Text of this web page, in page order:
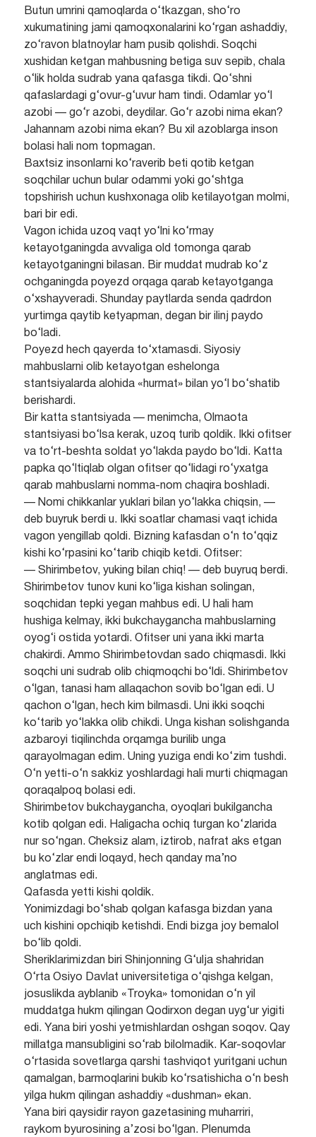
Butun umrini qamoqlarda o‘tkazgan, sho‘ro
xukumatining jami qamoqxonalarini ko‘rgan ashaddiy,
zo‘ravon blatnoylar ham pusib qolishdi. Soqchi
xushidan ketgan mahbusning betiga suv sepib, chala
o‘lik holda sudrab yana qafasga tikdi. Qo‘shni
qafaslardagi g‘ovur-g‘uvur ham tindi. Odamlar yo‘l
azobi — go‘r azobi, deydilar. Go‘r azobi nima ekan?
Jahannam azobi nima ekan? Bu xil azoblarga inson
bolasi hali nom topmagan.
Baxtsiz insonlarni ko‘raverib beti qotib ketgan
soqchilar uchun bular odammi yoki go‘shtga
topshirish uchun kushxonaga olib ketilayotgan molmi,
bari bir edi.
Vagon ichida uzoq vaqt yo‘lni ko‘rmay
ketayotganingda avvaliga old tomonga qarab
ketayotganingni bilasan. Bir muddat mudrab ko‘z
ochganingda poyezd orqaga qarab ketayotganga
o‘xshayveradi. Shunday paytlarda senda qadrdon
yurtimga qaytib ketyapman, degan bir ilinj paydo
bo‘ladi.
Poyezd hech qayerda to‘xtamasdi. Siyosiy
mahbuslarni olib ketayotgan eshelonga
stantsiyalarda alohida «hurmat» bilan yo‘l bo‘shatib
berishardi.
Bir katta stantsiyada — menimcha, Olmaota
stantsiyasi bo‘lsa kerak, uzoq turib qoldik. Ikki ofitser
va to‘rt-beshta soldat yo‘lakda paydo bo‘ldi. Katta
papka qo‘ltiqlab olgan ofitser qo‘lidagi ro‘yxatga
qarab mahbuslarni nomma-nom chaqira boshladi.
— Nomi chikkanlar yuklari bilan yo‘lakka chiqsin, —
deb buyruk berdi u. Ikki soatlar chamasi vaqt ichida
vagon yengillab qoldi. Bizning kafasdan o‘n to‘qqiz
kishi ko‘rpasini ko‘tarib chiqib ketdi. Ofitser:
— Shirimbetov, yuking bilan chiq! — deb buyruq berdi.
Shirimbetov tunov kuni ko‘liga kishan solingan,
soqchidan tepki yegan mahbus edi. U hali ham
hushiga kelmay, ikki bukchaygancha mahbuslarning
oyog‘i ostida yotardi. Ofitser uni yana ikki marta
chakirdi. Ammo Shirimbetovdan sado chiqmasdi. Ikki
soqchi uni sudrab olib chiqmoqchi bo‘ldi. Shirimbetov
o‘lgan, tanasi ham allaqachon sovib bo‘lgan edi. U
qachon o‘lgan, hech kim bilmasdi. Uni ikki soqchi
ko‘tarib yo‘lakka olib chikdi. Unga kishan solishganda
azbaroyi tiqilinchda orqamga burilib unga
qarayolmagan edim. Uning yuziga endi ko‘zim tushdi.
O‘n yetti-o‘n sakkiz yoshlardagi hali murti chiqmagan
qoraqalpoq bolasi edi.
Shirimbetov bukchaygancha, oyoqlari bukilgancha
kotib qolgan edi. Haligacha ochiq turgan ko‘zlarida
nur so‘ngan. Cheksiz alam, iztirob, nafrat aks etgan
bu ko‘zlar endi loqayd, hech qanday ma’no
anglatmas edi.
Qafasda yetti kishi qoldik.
Yonimizdagi bo‘shab qolgan kafasga bizdan yana
uch kishini opchiqib ketishdi. Endi bizga joy bemalol
bo‘lib qoldi.
Sheriklarimizdan biri Shinjonning G‘ulja shahridan
O‘rta Osiyo Davlat universitetiga o‘qishga kelgan,
josuslikda ayblanib «Troyka» tomonidan o‘n yil
muddatga hukm qilingan Qodirxon degan uyg‘ur yigiti
edi. Yana biri yoshi yetmishlardan oshgan soqov. Qay
millatga mansubligini so‘rab bilolmadik. Kar-soqovlar
o‘rtasida sovetlarga qarshi tashviqot yuritgani uchun
qamalgan, barmoqlarini bukib ko‘rsatishicha o‘n besh
yilga hukm qilingan ashaddiy «dushman» ekan.
Yana biri qaysidir rayon gazetasining muharriri,
raykom byurosining a’zosi bo‘lgan. Plenumda